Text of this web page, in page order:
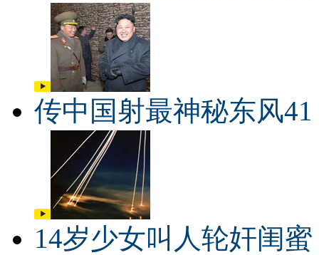
传中国射最神秘东风41
14岁少女叫人轮奸闺蜜